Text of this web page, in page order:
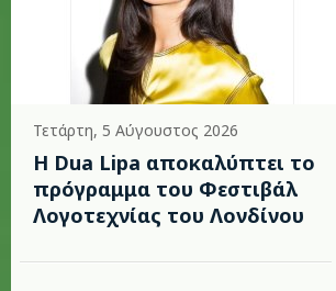
Τετάρτη, 5 Αύγουστος 2026
Η Dua Lipa αποκαλύπτει το
πρόγραμμα του Φεστιβάλ
Λογοτεχνίας του Λονδίνου